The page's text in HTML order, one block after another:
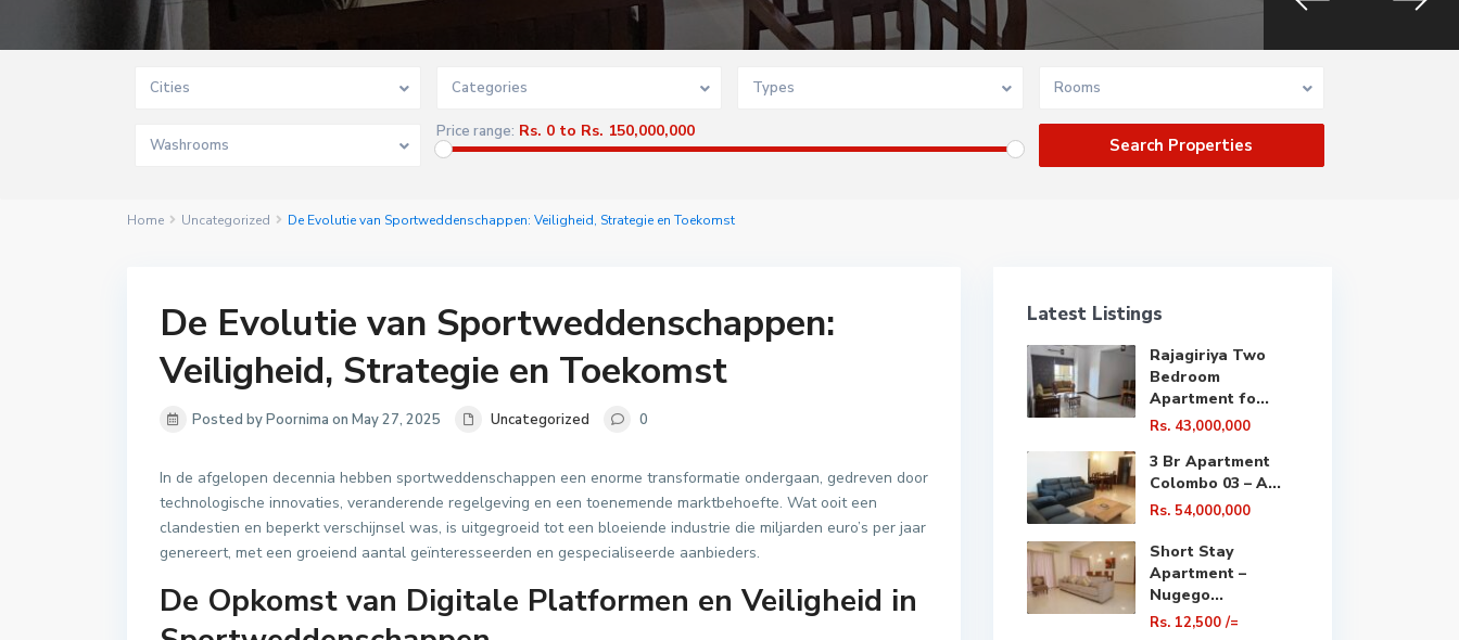
Cities Categories Types Rooms
Washrooms
Price range: Rs. 0 to Rs. 150,000,000
Home Uncategorized De Evolutie van Sportweddenschappen: Veiligheid, Strategie en Toekomst
De Evolutie van Sportweddenschappen:
Veiligheid, Strategie en Toekomst
Posted by Poornima on May 27, 2025 Uncategorized 0
In de afgelopen decennia hebben sportweddenschappen een enorme transformatie ondergaan, gedreven door
technologische innovaties, veranderende regelgeving en een toenemende marktbehoefte. Wat ooit een
clandestien en beperkt verschijnsel was, is uitgegroeid tot een bloeiende industrie die miljarden euro’s per jaar
genereert, met een groeiend aantal geïnteresseerden en gespecialiseerde aanbieders.
De Opkomst van Digitale Platformen en Veiligheid in
Latest Listings
Rajagiriya Two
Bedroom
Apartment fo...
Rs. 43,000,000
3 Br Apartment
Colombo 03 – A...
Rs. 54,000,000
Short Stay
Apartment –
Nugego...
Rs. 12,500/=